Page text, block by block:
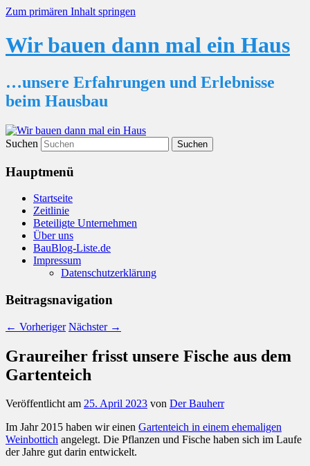
Zum primären Inhalt springen
Wir bauen dann mal ein Haus
…unsere Erfahrungen und Erlebnisse
beim Hausbau
Suchen
Hauptmenü
Startseite
Zeitlinie
Beteiligte Unternehmen
Über uns
BauBlog-Liste.de
Impressum
Datenschutzerklärung
Beitragsnavigation
← Vorheriger Nächster →
Graureiher frisst unsere Fische aus dem
Gartenteich
Veröffentlicht am 25. April 2023 von Der Bauherr
Im Jahr 2015 haben wir einen Gartenteich in einem ehemaligen
Weinbottich angelegt. Die Pflanzen und Fische haben sich im Laufe
der Jahre gut darin entwickelt.